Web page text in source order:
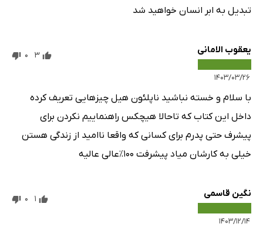
تبدیل به ابر انسان خواهید شد
یعقوب الامانی
۱۴۰۳/۰۳/۲۶
3
0
با سلام و خسته نباشید ناپلئون هیل چیزهایی تعریف کرده
داخل این کتاب که تاحالا هیچکس راهنماییم نکردن برای
پیشرف حتی پدرم برای کسانی که واقعا ناامید از زندگی هستن
خیلی به کارشان میاد پیشرفت ۱۰۰٪عالی عالیه
نگین قاسمی
۱۴۰۳/۱۲/۱۴
1
0